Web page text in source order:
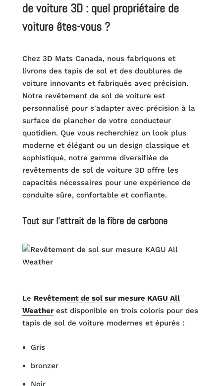
de voiture 3D : quel propriétaire de
voiture êtes-vous ?
Chez 3D Mats Canada, nous fabriquons et
livrons des tapis de sol et des doublures de
voiture innovants et fabriqués avec précision.
Notre revêtement de sol de voiture est
personnalisé pour s'adapter avec précision à la
surface de plancher de votre conducteur
quotidien. Que vous recherchiez un look plus
moderne et élégant ou un design classique et
sophistiqué, notre gamme diversifiée de
revêtements de sol de voiture 3D offre les
capacités nécessaires pour une expérience de
conduite sûre, confortable et confiante.
Tout sur l'attrait de la fibre de carbone
Le Revêtement de sol sur mesure KAGU All
Weather est disponible en trois coloris pour des
tapis de sol de voiture modernes et épurés :
Gris
bronzer
Noir